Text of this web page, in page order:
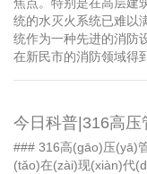
统的水灭火系统已难以
统作为一种先进的消防
在新民市的消防领域得
今日科普|316高压
### 316高(gāo)压(yā)
(tǎo)在(zài)现(xiàn)代